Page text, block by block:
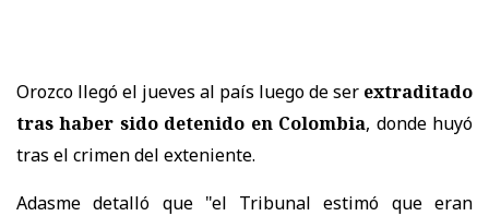
Orozco llegó el jueves al país luego de ser extraditado
tras haber sido detenido en Colombia, donde huyó
tras el crimen del exteniente.
Adasme detalló que "el Tribunal estimó que eran